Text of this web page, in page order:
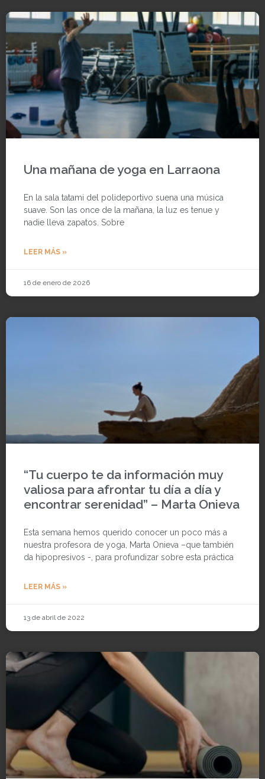
Una mañana de yoga en Larraona
En la sala tatami del polideportivo suena una música
suave. Son las once de la mañana, la luz es tenue y
nadie lleva zapatos. Sobre
LEER MÁS »
16 de enero de 2026
“Tu cuerpo te da información muy
valiosa para afrontar tu día a día y
encontrar serenidad” – Marta Onieva
Esta semana hemos querido conocer un poco más a
nuestra profesora de yoga, Marta Onieva –que también
da hipopresivos -, para profundizar sobre esta práctica
LEER MÁS »
13 de abril de 2022